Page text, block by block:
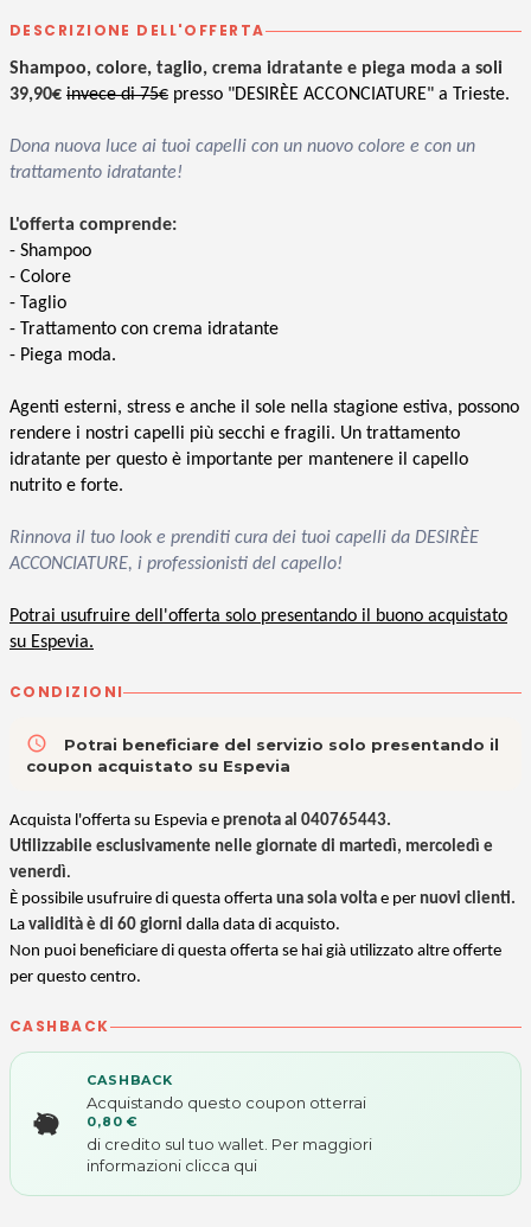
DESCRIZIONE DELL'OFFERTA
Shampoo, colore, taglio, crema idratante e piega moda a soli
39,90€ invece di 75€ presso "DESIRÈE ACCONCIATURE" a Trieste.
Dona nuova luce ai tuoi capelli con un nuovo colore e con un
trattamento idratante!
L'offerta comprende:
- Shampoo
- Colore
- Taglio
- Trattamento con crema idratante
- Piega moda.
Agenti esterni, stress e anche il sole nella stagione estiva, possono
rendere i nostri capelli più secchi e fragili. Un trattamento
idratante per questo è importante per mantenere il capello
nutrito e forte.
Rinnova il tuo look e prenditi cura dei tuoi capelli da DESIRÈE
ACCONCIATURE, i professionisti del capello!
Potrai usufruire dell'offerta solo presentando il buono acquistato
su Espevia.
CONDIZIONI
access_time
Potrai beneficiare del servizio solo presentando il
coupon acquistato su Espevia
Acquista l'offerta su Espevia e prenota al 040765443.
Utilizzabile esclusivamente nelle giornate di martedì, mercoledì e
venerdì.
È possibile usufruire di questa offerta una sola volta e per nuovi clienti.
La validità è di 60 giorni dalla data di acquisto.
Non puoi beneficiare di questa offerta se hai già utilizzato altre offerte
per questo centro.
CASHBACK
CASHBACK
Acquistando questo coupon otterrai
0,80 €
di credito sul tuo wallet. Per maggiori
informazioni clicca qui